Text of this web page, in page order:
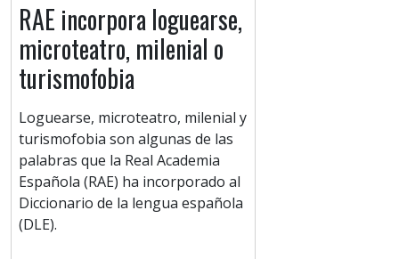
RAE incorpora loguearse,
microteatro, milenial o
turismofobia
Loguearse, microteatro, milenial y
turismofobia son algunas de las
palabras que la Real Academia
Española (RAE) ha incorporado al
Diccionario de la lengua española
(DLE).